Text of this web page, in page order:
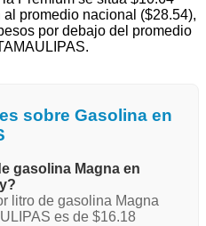
promedio nacional ($28.54),
por debajo del promedio
sobre Gasolina en
gasolina Magna en
litro de gasolina Magna
es de $16.18